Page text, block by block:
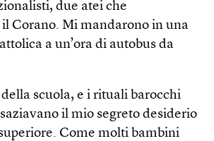
due atei che
il Corano. Mi mandarono in una
a un’ora di autobus da
scuola, e i rituali barocchi
il mio segreto desiderio
Come molti bambini